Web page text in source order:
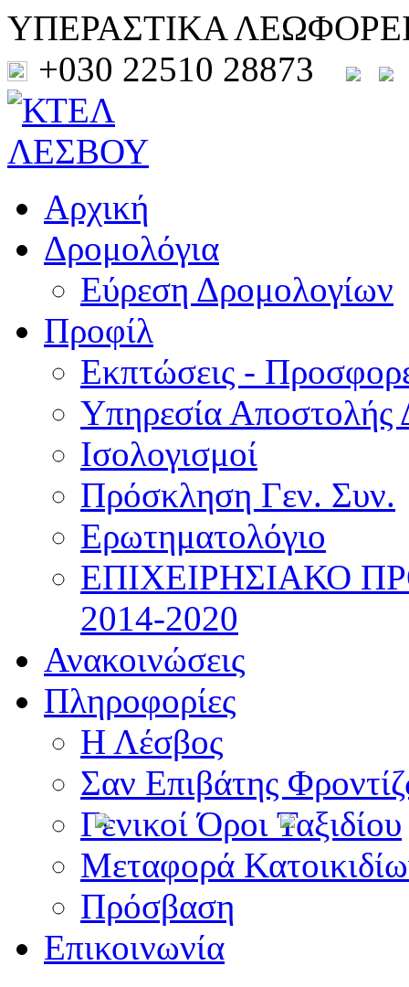
ΥΠΕΡΑΣΤΙΚΑ
+030 22510 28873
Αρχική
Δρομολόγια
Εύρεση Δρομολογίων
Προφίλ
Εκπτώσεις -
Υπηρεσία Αποστολής
Ισολογισμοί
Πρόσκληση Γεν. Συν.
Ερωτηματολόγιο
ΕΠΙΧΕΙΡΗΣΙΑΚΟ
2014-2020
Ανακοινώσεις
Πληροφορίες
Η Λέσβος
Σαν Επιβάτης
Γενικοί Όροι Ταξιδίου
Μεταφορά
Πρόσβαση
Επικοινωνία